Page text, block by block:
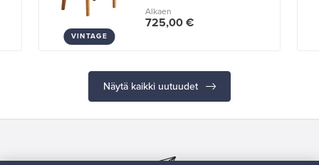
VINTAGE
Alkaen
725,00 €
Näytä kaikki uutuudet